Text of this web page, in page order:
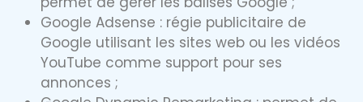
Google Adsense : régie publicitaire de
Google utilisant les sites web ou les vidéos
YouTube comme support pour ses
annonces ;